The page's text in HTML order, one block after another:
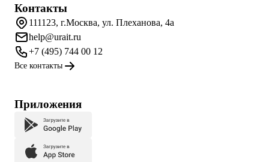
Контакты
111123, г.Москва, ул. Плеханова, 4а
help@urait.ru
+7 (495) 744 00 12
Все контакты
Приложения